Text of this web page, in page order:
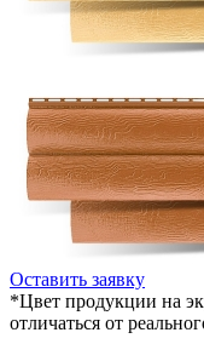
Оставить заявку
*Цвет продукции на
отличаться от